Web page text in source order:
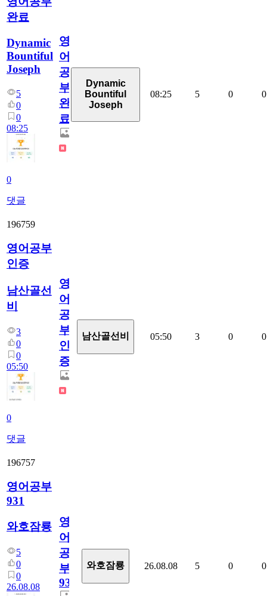
완료
Dynamic
Bountiful
Joseph
5
0
0
08:25
0
댓글
영
어
공
부
완
료
Dynamic
Bountiful
Joseph
08:25 5 0 0
196759
영어공부
인증
남산골선
비
3
0
0
05:50
0
댓글
영
어
공
부
인
증
남산골선비 05:50 3 0 0
196757
영어공부
931
와호잠룡
5
0
0
26.08.08
영
어
공
부
931
와호잠룡 26.08.08 5 0 0